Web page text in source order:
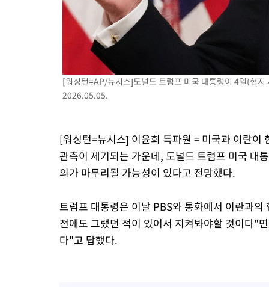
[속보]종합특검, '계엄 수용공간 확보' 신용해 前교정본부장 기소
외신들도 주목한 韓축구 파문…"국민적 공분에 수사 재개"
11시간 압수수색에 성접대 파문까지…'쑥대밭' 된 축구협회
[속보]규제합리화위원회 부위원장에 김태유 서울대 공대 교수…이
[워싱턴=AP/뉴시스]도널드 트럼프 미국 대통령이 4일(현
2026.05.05.
[워싱턴=뉴시스] 이윤희 특파원 = 미국과 이란이
관측이 제기되는 가운데, 도널드 트럼프 미국 대
의가 마무리될 가능성이 있다고 전망했다.
트럼프 대통령은 이날 PBS와 통화에서 이란과
전에도 그랬던 적이 있어서 지켜봐야할 것이다"
다"고 답했다.